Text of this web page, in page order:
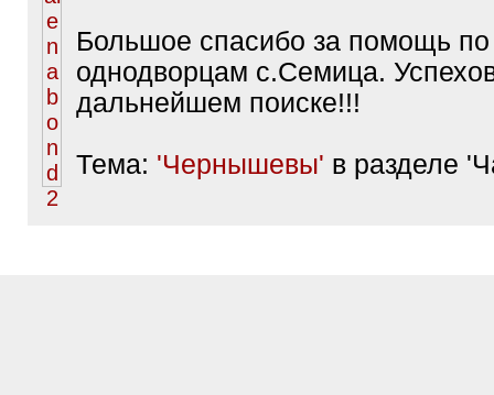
Большое спасибо за помощь по
однодворцам с.Семица.
дальнейшем поиске!!!
Тема: 'Чернышевы' в разделе